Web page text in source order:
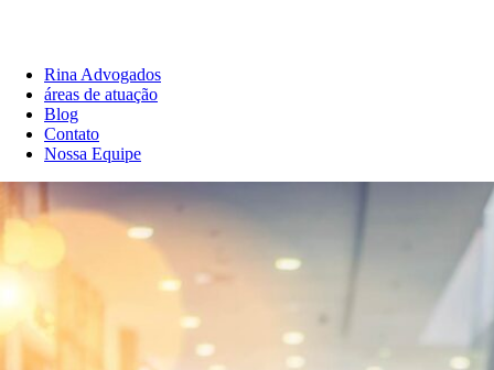
Rina Advogados
áreas de atuação
Blog
Contato
Nossa Equipe